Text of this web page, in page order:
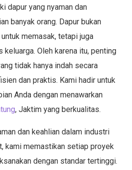
dapur yang nyaman dan
banyak orang. Dapur bukan
memasak, tetapi juga
Oleh karena itu, penting
tidak hanya indah secara
dan praktis. Kami hadir untuk
Anda dengan menawarkan
, Jaktim yang berkualitas.
dan keahlian dalam industri
kami memastikan setiap proyek
dengan standar tertinggi.